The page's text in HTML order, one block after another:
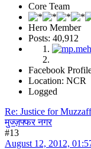
Core Team
Hero Member
Posts: 40,912
Facebook
Location: NCR
Logged
Re: Justice for
मुज्ज़फ्फर नगर
#13
August 12, 2012,